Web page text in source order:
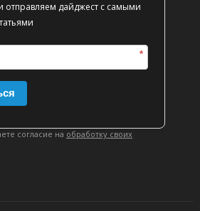
отправляем дайджест с самыми
*
согласие на обработку своих